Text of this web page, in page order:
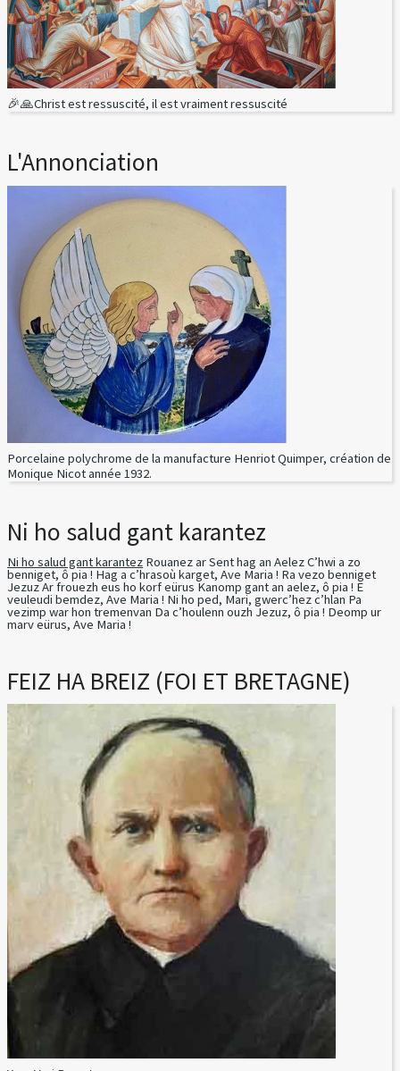
🎉🙏Christ est ressuscité, il est vraiment ressuscité
L'Annonciation
Porcelaine polychrome de la manufacture Henriot Quimper, création de
Monique Nicot année 1932.
Ni ho salud gant karantez
Ni ho salud gant karantez Rouanez ar Sent hag an Aelez C’hwi a zo
benniget, ô pia ! Hag a c’hrasoù karget, Ave Maria ! Ra vezo benniget
Jezuz Ar frouezh eus ho korf eürus Kanomp gant an aelez, ô pia ! E
veuleudi bemdez, Ave Maria ! Ni ho ped, Mari, gwerc’hez c’hlan Pa
vezimp war hon tremenvan Da c’houlenn ouzh Jezuz, ô pia ! Deomp ur
marv eürus, Ave Maria !
FEIZ HA BREIZ (FOI ET BRETAGNE)